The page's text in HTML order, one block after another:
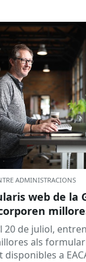
ADMINISTRACIONS
web de la
20 de juliol,
als
disponibles a